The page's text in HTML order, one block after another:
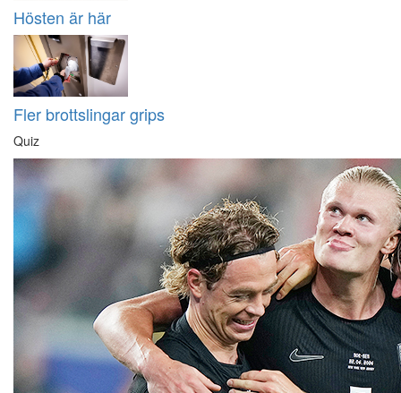
Hösten är här
Fler brottslingar grips
Quiz